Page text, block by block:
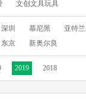
文创文具玩具
深圳 慕尼黑
亚特
东京 新奥尔良
2019 2018